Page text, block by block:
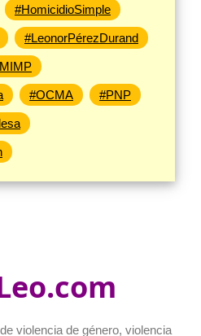
#HomicidioSimple
#LeonorPérezDurand
#OCMA #PNP
violencia de género, violencia